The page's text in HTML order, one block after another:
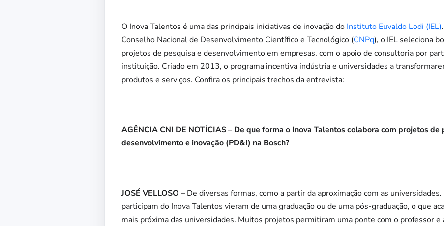
O Inova Talentos é uma das principais iniciativas de inovação do Instituto Euvaldo Lodi (IEL)
Conselho Nacional de Desenvolvimento Científico e Tecnológico (CNPq), o IEL seleciona
projetos de pesquisa e desenvolvimento em empresas, com o apoio de consultoria por
instituição. Criado em 2013, o programa incentiva indústria e universidades a
produtos e serviços. Confira os principais trechos da entrevista:
AGÊNCIA CNI DE NOTÍCIAS – De que forma o Inova Talentos colabora com projetos de
desenvolvimento e inovação (PD&I) na Bosch?
JOSÉ VELLOSO – De diversas formas, como a partir da aproximação com as
participam do Inova Talentos vieram de uma graduação ou de uma pós-graduação, o que
mais próxima das universidades. Muitos projetos permitiram uma ponte com o professor e